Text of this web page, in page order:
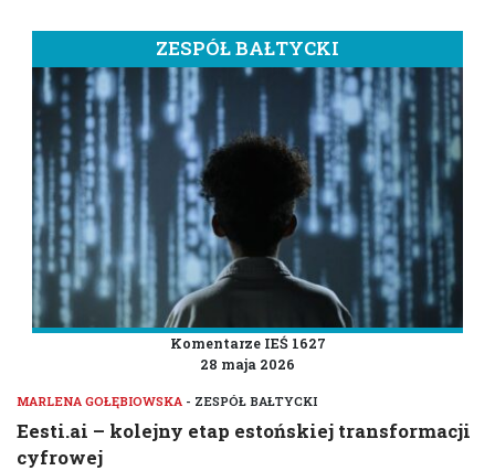
ZESPÓŁ BAŁTYCKI
Komentarze IEŚ 1627
28 maja 2026
MARLENA GOŁĘBIOWSKA - ZESPÓŁ BAŁTYCKI
Eesti.ai – kolejny etap estońskiej transformacji
cyfrowej